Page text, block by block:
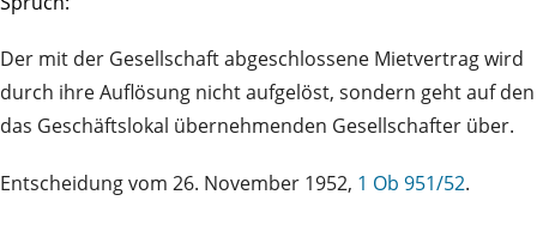
Der mit der Gesellschaft abgeschlossene Mietvertrag wird
durch ihre Auflösung nicht aufgelöst, sondern geht auf den
das Geschäftslokal übernehmenden Gesellschafter über.
Entscheidung vom 26. November 1952, 1 Ob 951/52.